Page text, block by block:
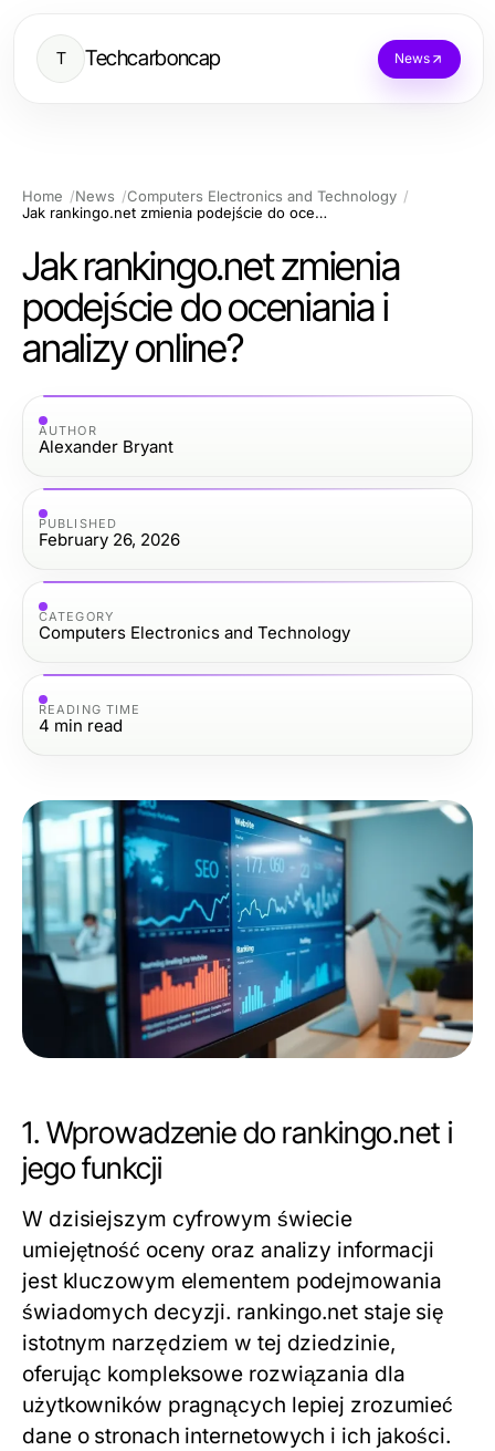
T Techcarboncap News
Home News
Computers Electronics and Technology
Jak rankingo.net zmienia podejście do oceniania i analizy online?
Jak rankingo.net zmienia
podejście do oceniania i
analizy online?
AUTHOR
Alexander Bryant
PUBLISHED
February 26, 2026
CATEGORY
Computers Electronics and Technology
READING TIME
4 min read
1. Wprowadzenie do rankingo.net i
jego funkcji
W dzisiejszym cyfrowym świecie
umiejętność oceny oraz analizy informacji
jest kluczowym elementem podejmowania
świadomych decyzji. rankingo.netstaje się
istotnym narzędziem w tej dziedzinie,
oferując kompleksowe rozwiązania dla
użytkowników pragnących lepiej zrozumieć
dane o stronach internetowych i ich jakości.